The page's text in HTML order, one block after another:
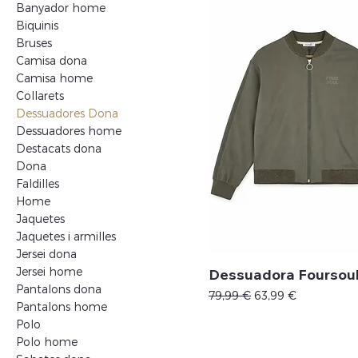
Banyador home
Biquinis
Bruses
Camisa dona
Camisa home
Collarets
Dessuadores Dona
Dessuadores home
Destacats dona
Dona
Faldilles
Home
Jaquetes
Jaquetes i armilles
Jersei dona
Jersei home
Pantalons dona
Pantalons home
Polo
Polo home
Dessuadora Foursoul
Precio
79,99 € Precio de oferta
63,99 €